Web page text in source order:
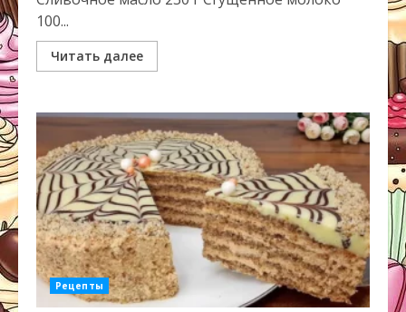
100...
Читать далее
Рецепты